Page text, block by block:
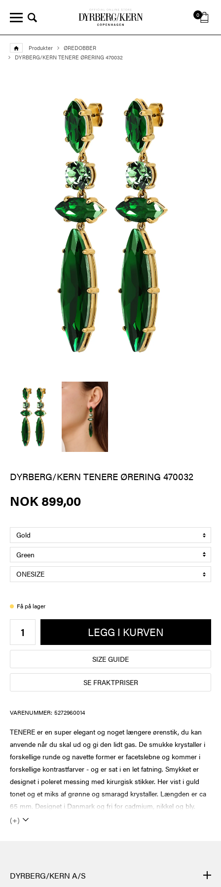
0
Produkter
ØREDOBBER
DYRBERG/KERN TENERE ØRERING 470032
DYRBERG/KERN TENERE ØRERING 470032
NOK 899,00
Få på lager
LEGG I KURVEN
SIZE GUIDE
SE FRAKTPRISER
VARENUMMER: 5272960014
TENERE er en super elegant og noget længere ørenstik, du kan
anvende når du skal ud og gi den lidt gas. De smukke krystaller i
forskellige runde og navette former er facetslebne og kommer i
forskellige kontrastfarver - og er sat i en let fatning. Smykket er
designet i poleret messing med kirurgisk stikker. Her vist i guld
tonet og et miks af grønne og smaragd krystaller. Længden er ca
65 mm. Designet i Danmark og fri for cadmium, nikkel og bly.
(+)
DYRBERG/KERN A/S